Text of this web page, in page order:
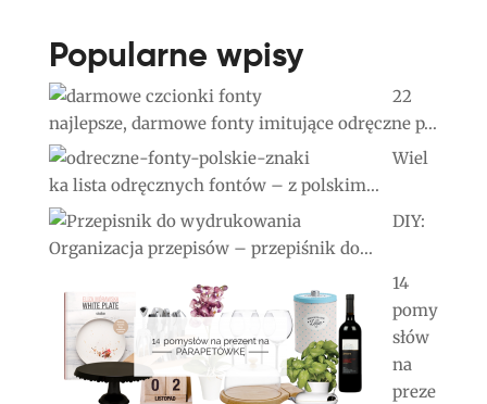
Popularne wpisy
22
najlepsze, darmowe fonty imitujące odręczne p...
Wiel
ka lista odręcznych fontów – z polskim...
DIY:
Organizacja przepisów – przepiśnik do...
14
pomy
słów
na
preze